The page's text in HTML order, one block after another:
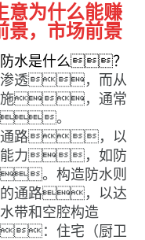
为什么能赚
，市场前景
水是什么？
渗透，而从
施，通常
。
通路，以
能力，如防
。构造防水则
的通路，以达
和空腔构造
：住宅（厨卫